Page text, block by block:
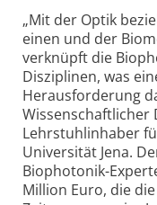
„Mit der Optik
einen und der
verknüpft die
Disziplinen, was
Herausforderung
Wissenschaftlicher
Lehrstuhlinhaber
Universität Jena.
Biophotonik-
Million Euro, die